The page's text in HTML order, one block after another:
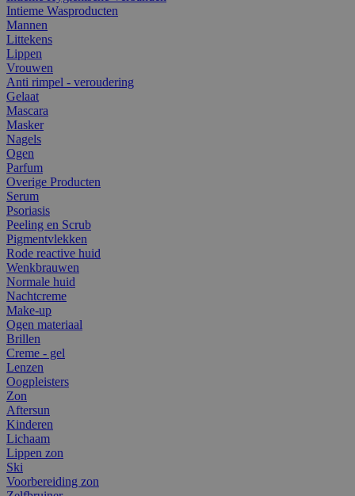
Intieme Wasproducten
Mannen
Littekens
Lippen
Vrouwen
Anti rimpel - veroudering
Gelaat
Mascara
Masker
Nagels
Ogen
Parfum
Overige Producten
Serum
Psoriasis
Peeling en Scrub
Pigmentvlekken
Rode reactive huid
Wenkbrauwen
Normale huid
Nachtcreme
Make-up
Ogen materiaal
Brillen
Creme - gel
Lenzen
Oogpleisters
Zon
Aftersun
Kinderen
Lichaam
Lippen zon
Ski
Voorbereiding zon